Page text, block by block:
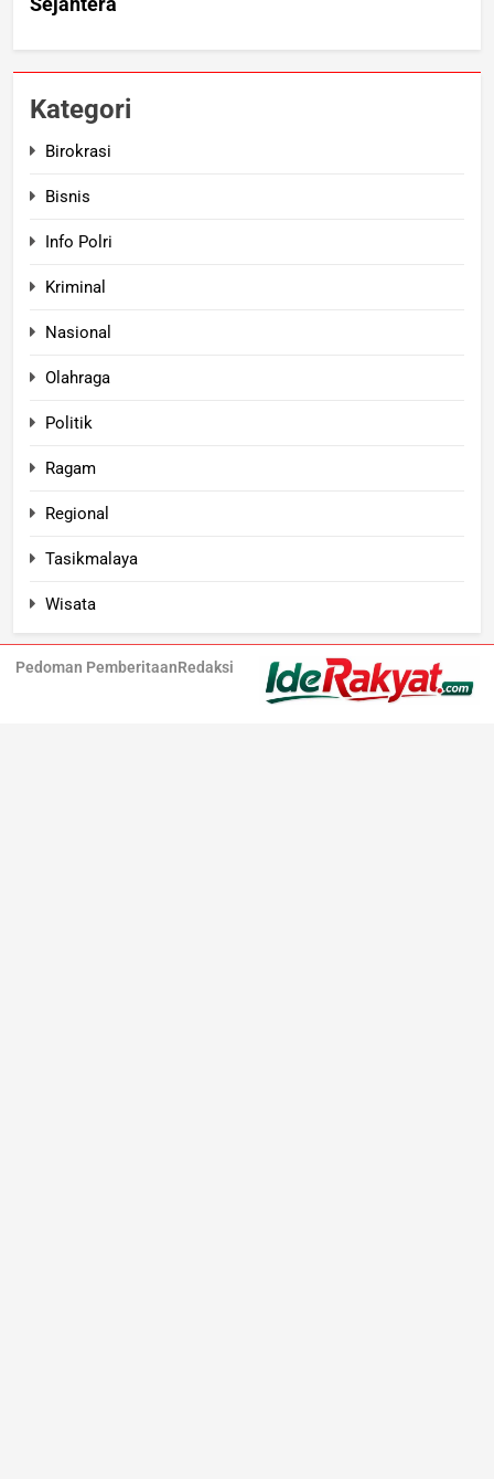
Kategori
Birokrasi
Bisnis
Info Polri
Kriminal
Nasional
Olahraga
Politik
Ragam
Regional
Tasikmalaya
Wisata
Pedoman PemberitaanRedaksi